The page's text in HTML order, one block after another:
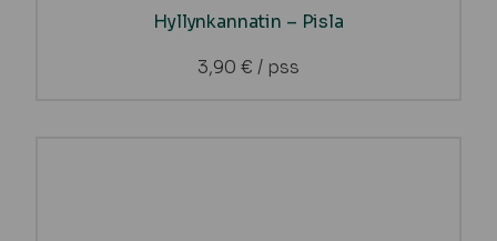
Hyllynkannatin – Pisla
3,90 € / pss